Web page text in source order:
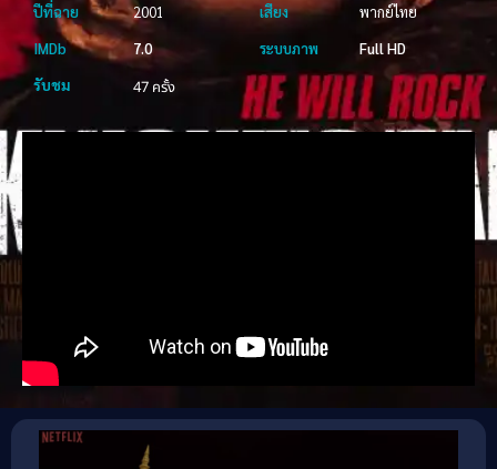
ปีที่ฉาย 2001 เสียง
พากย์ไทย
IMDb
7.0 ระบบภาพ
Full HD
รับชม
47 ครั้ง